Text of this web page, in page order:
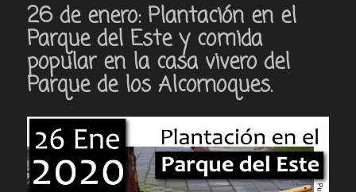
26 de enero: Plantación en el
Parque del Este y comida
popular en la casa vivero del
Parque de los Alcornoques.